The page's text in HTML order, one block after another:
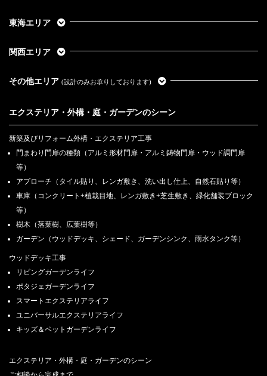
東海エリア
関西エリア
その他エリア (設計のみお承りしております)
エクステリア・外構・庭・ガーデンのシーン
新築及びリフォーム外構・エクステリア工事
門まわり門扉の種類（アルミ形材門扉・アルミ鋳物門扉・ウッド調門扉
等）
アプローチ（タイル貼り、レンガ敷き、洗い出し仕上、自然石貼り等）
車庫（コンクリート+植栽目地、レンガ敷き+芝生敷き、緑化舗装ブロック
等）
樹木（落葉樹、広葉樹等）
ガーデン（ウッドデッキ、シェード、ガーデンシンク、雨水タンク等）
ウッドデッキ工事
リビングガーデンライフ
ポタジェガーデンライフ
スマートエクステリアライフ
ユニバーサルエクステリアライフ
キッズ＆ペットガーデンライフ
エクステリア・外構・庭・ガーデンのシーン